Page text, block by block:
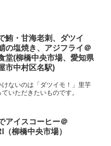
鮪・甘海老刺、ダツイ
の塩焼き、アジフライ＠
堂(柳橋中央市場、愛知県
市中村区名駅)
ないのは「ダツイモ！」里芋
いただきたいものです。
アイスコーヒー＠
（柳橋中央市場）